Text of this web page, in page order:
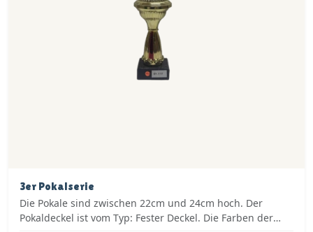
3er Pokalserie
Die Pokale sind zwischen 22cm und 24cm hoch. Der
Pokaldeckel ist vom Typ: Fester Deckel. Die Farben der